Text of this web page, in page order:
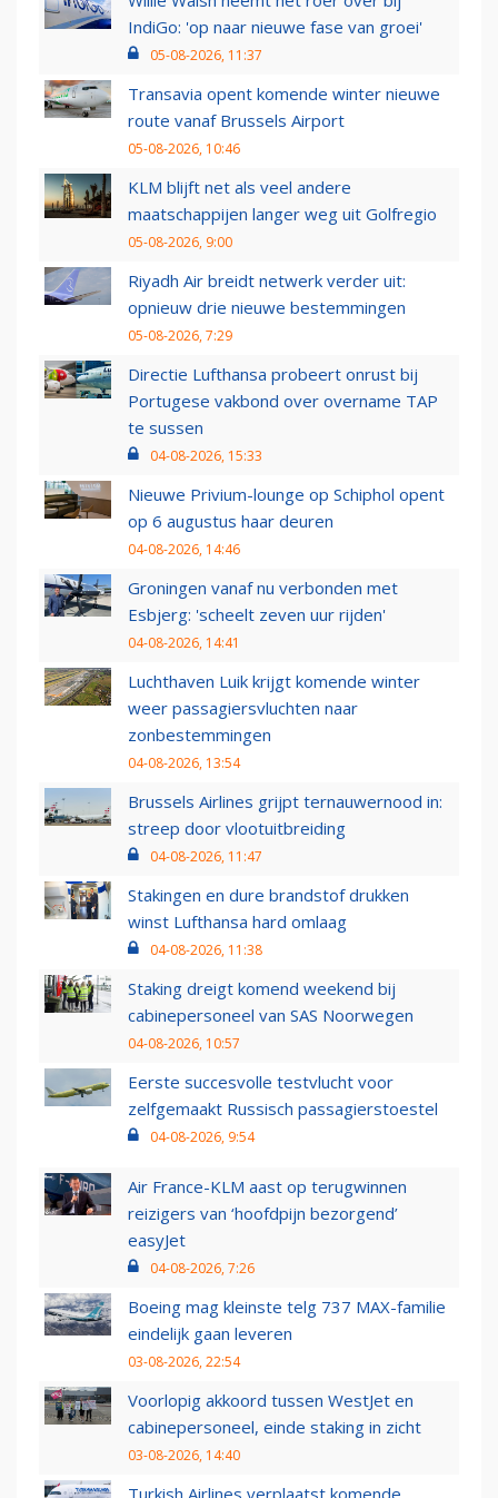
IndiGo: 'op naar nieuwe fase van groei'
05-08-2026, 11:37
Transavia opent komende winter nieuwe
route vanaf Brussels Airport
05-08-2026, 10:46
KLM blijft net als veel andere
maatschappijen langer weg uit Golfregio
05-08-2026, 9:00
Riyadh Air breidt netwerk verder uit:
opnieuw drie nieuwe bestemmingen
05-08-2026, 7:29
Directie Lufthansa probeert onrust bij
Portugese vakbond over overname TAP
te sussen
04-08-2026, 15:33
Nieuwe Privium-lounge op Schiphol opent
op 6 augustus haar deuren
04-08-2026, 14:46
Groningen vanaf nu verbonden met
Esbjerg: 'scheelt zeven uur rijden'
04-08-2026, 14:41
Luchthaven Luik krijgt komende winter
weer passagiersvluchten naar
zonbestemmingen
04-08-2026, 13:54
Brussels Airlines grijpt ternauwernood in:
streep door vlootuitbreiding
04-08-2026, 11:47
Stakingen en dure brandstof drukken
winst Lufthansa hard omlaag
04-08-2026, 11:38
Staking dreigt komend weekend bij
cabinepersoneel van SAS Noorwegen
04-08-2026, 10:57
Eerste succesvolle testvlucht voor
zelfgemaakt Russisch passagierstoestel
04-08-2026, 9:54
Air France-KLM aast op terugwinnen
reizigers van ‘hoofdpijn bezorgend’
easyJet
04-08-2026, 7:26
Boeing mag kleinste telg 737 MAX-familie
eindelijk gaan leveren
03-08-2026, 22:54
Voorlopig akkoord tussen WestJet en
cabinepersoneel, einde staking in zicht
03-08-2026, 14:40